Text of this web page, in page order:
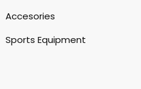
Accesories
Sports Equipment